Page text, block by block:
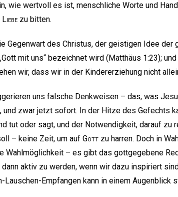
wie wertvoll es ist, menschliche Worte und
Liebe zu bitten.
Gegenwart des Christus, der geistigen Idee der
mit uns“ bezeichnet wird (Matthäus 1:23);
wir, dass wir in der Kindererziehung nicht
uns falsche Denkweisen – das, was
und zwar jetzt sofort. In der Hitze des Gefechts
tut oder sagt, und der Notwendigkeit, darauf zu
– keine Zeit, um auf Gott zu harren. Doch in
Wahlmöglichkeit – es gibt das gottgegebene
aktiv zu werden, wenn wir dazu inspiriert
Empfangen kann in einem Augenblick